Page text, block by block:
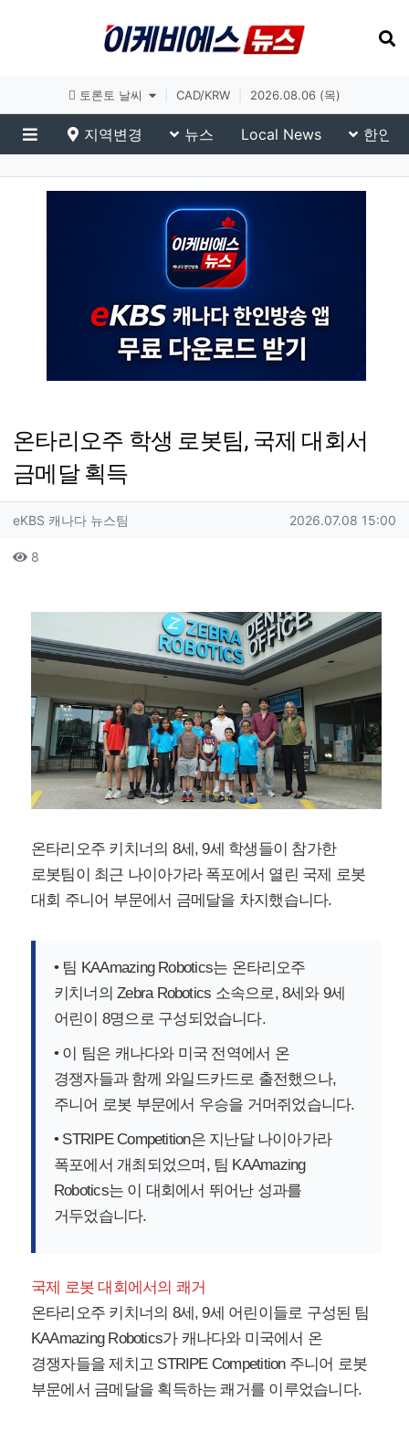
토론토 날씨 CAD/KRW 2026.08.06 (목)
메뉴
지역변경 뉴스 Local News 한인
eKBS News
온타리오주 학생 로봇팀, 국제 대회서
금메달 획득
작성자 정보
eKBS 캐나다 뉴스팀 작성일
2026.07.08 15:00
컨텐츠 정보
8
온타리오주 키치너의 8세, 9세 학생들이 참가한
로봇팀이 최근 나이아가라 폭포에서 열린 국제 로봇
대회 주니어 부문에서 금메달을 차지했습니다.
• 팀 KAAmazing Robotics는 온타리오주
키치너의 Zebra Robotics 소속으로, 8세와 9세
어린이 8명으로 구성되었습니다.
• 이 팀은 캐나다와 미국 전역에서 온
경쟁자들과 함께 와일드카드로 출전했으나,
주니어 로봇 부문에서 우승을 거머쥐었습니다.
• STRIPE Competition은 지난달 나이아가라
폭포에서 개최되었으며, 팀 KAAmazing
Robotics는 이 대회에서 뛰어난 성과를
거두었습니다.
국제 로봇 대회에서의 쾌거
온타리오주 키치너의 8세, 9세 어린이들로 구성된 팀
KAAmazing Robotics가 캐나다와 미국에서 온
경쟁자들을 제치고 STRIPE Competition 주니어 로봇
부문에서 금메달을 획득하는 쾌거를 이루었습니다.